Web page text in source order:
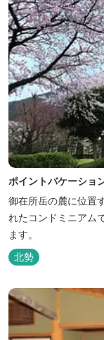
ポイントバケーショ
御在所岳の麓に位置
れたコンドミニアム
ます。
北勢